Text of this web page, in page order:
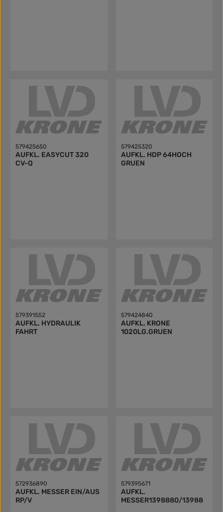
579425650
AUFKL. EASYCUT 320
CV-Q
579425320
AUFKL. HDP 64HOCH
GRUEN
579391552
AUFKL. HYDRAULIK
FAHRT
579424840
AUFKL. KRONE
1020LG.GRUEN
572936890
AUFKL. MESSER EIN/AUS
RP/V
579395671
AUFKL.
MESSER1398880/13988